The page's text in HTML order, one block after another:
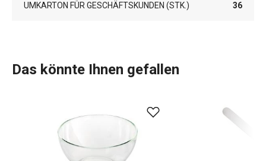
UMKARTON FÜR GESCHÄFTSKUNDEN (STK.) 36
Das könnte Ihnen gefallen